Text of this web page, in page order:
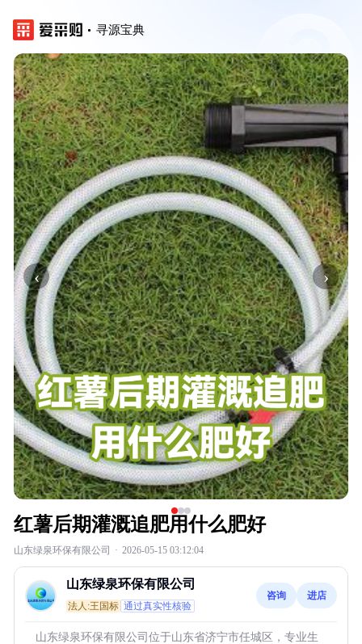
寻源宝典
‹ ›
红薯后期灌溉追肥用什么肥好
山东绿泉环保有限公司 · 2026-05-15 03:12:04
山东绿泉环保有限公司
法人:王国标 通过真实性核验
咨询 进店
山东绿泉环保有限公司位于山东省济宁市任城区，专业生